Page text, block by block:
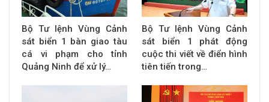
Bộ Tư lệnh Vùng Cảnh
sát biển 1 bàn giao tàu
cá vi phạm cho tỉnh
Quảng Ninh để xử lý…
Bộ Tư lệnh Vùng Cảnh
sát biển 1 phát động
cuộc thi viết về điển hình
tiên tiến trong…